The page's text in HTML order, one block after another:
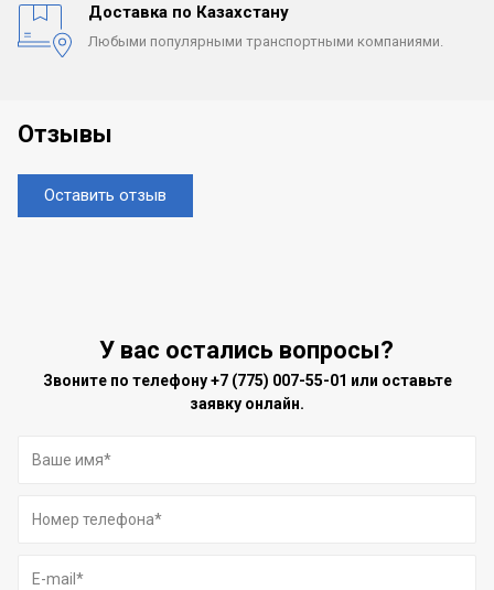
Доставка по Казахстану
Любыми популярными транспортными компаниями.
Отзывы
Оставить отзыв
У вас остались вопросы?
Звоните по телефону+7 (775) 007-55-01 или оставьте
заявку онлайн.